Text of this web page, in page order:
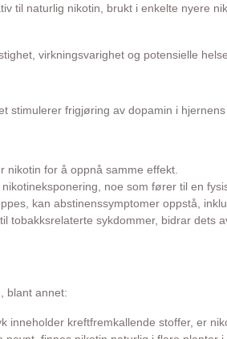
til naturlig nikotin, brukt i enkelte nyere
virkningsvarighet og potensielle
stimulerer frigjøring av dopamin i
nikotin for å oppnå samme effekt.
noe som fører til en
kan abstinenssymptomer oppstå,
tobakksrelaterte sykdommer, bidrar
blant annet:
inneholder kreftfremkallende stoffer, er